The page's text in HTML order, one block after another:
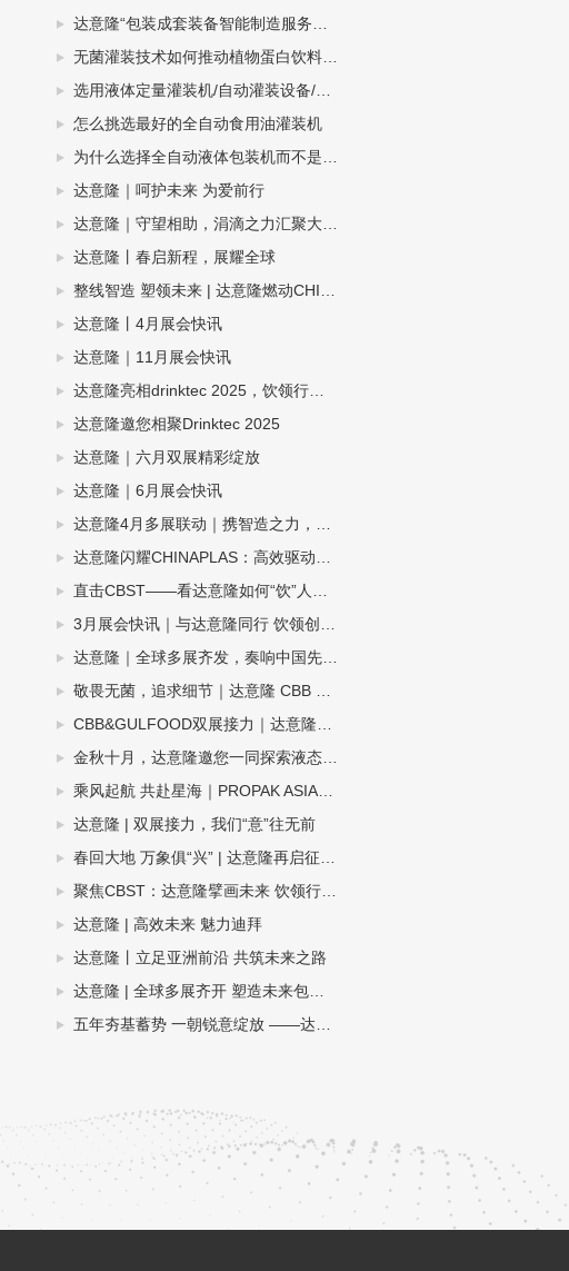
达意隆“包装成套装备智能制造服务平台”入选广州市第一批“四化”赋能重点平台！
无菌灌装技术如何推动植物蛋白饮料灌装设备扩大市场规模
选用液体定量灌装机/自动灌装设备/液体自动灌装机的四个步骤
怎么挑选最好的全自动食用油灌装机
为什么选择全自动液体包装机而不是半自动或手动灌装机？
达意隆｜呵护未来 为爱前行
达意隆｜守望相助，涓滴之力汇聚大爱江河
达意隆丨春启新程，展耀全球
整线智造 塑领未来 | 达意隆燃动CHINAPLAS 2026！
达意隆丨4月展会快讯
达意隆｜11月展会快讯
达意隆亮相drinktec 2025，饮领行业新未来！
达意隆邀您相聚Drinktec 2025
达意隆｜六月双展精彩绽放
达意隆｜6月展会快讯
达意隆4月多展联动｜携智造之力，踏春而来
达意隆闪耀CHINAPLAS：高效驱动，智塑未来！
直击CBST——看达意隆如何“饮”人入胜！
3月展会快讯｜与达意隆同行 饮领创新共谋未来
达意隆｜全球多展齐发，奏响中国先进制造强音!
敬畏无菌，追求细节｜达意隆 CBB 2024 现场直击！
CBB&GULFOOD双展接力｜达意隆与您相约上海，迪拜！
金秋十月，达意隆邀您一同探索液态包装之旅！
乘风起航 共赴星海｜PROPAK ASIA2024圆满收官，达意隆期待与您再次相遇！
达意隆 | 双展接力，我们“意”往无前
春回大地 万象俱“兴” | 达意隆再启征程！
聚焦CBST：达意隆擘画未来 饮领行业生态圈
达意隆 | 高效未来 魅力迪拜
达意隆丨立足亚洲前沿 共筑未来之路
达意隆 | 全球多展齐开 塑造未来包装新格局
五年夯基蓄势 一朝锐意绽放 ——达意隆民族品牌闪耀国际展会